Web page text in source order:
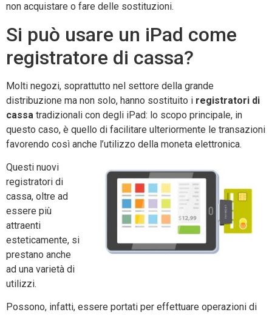
non acquistare o fare delle sostituzioni.
Si può usare un iPad come
registratore di cassa?
Molti negozi, soprattutto nel settore della grande
distribuzione ma non solo, hanno sostituito i registratori di
cassa tradizionali con degli iPad: lo scopo principale, in
questo caso, è quello di facilitare ulteriormente le transazioni
favorendo così anche l’utilizzo della moneta elettronica.
Questi nuovi
registratori di
cassa, oltre ad
essere più
attraenti
esteticamente, si
prestano anche
ad una varietà di
utilizzi.
Possono, infatti, essere portati per effettuare operazioni di